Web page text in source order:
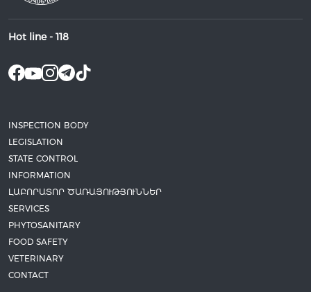
Hot line - 118
INSPECTION BODY
LEGISLATION
STATE CONTROL
INFORMATION
ԼԱԲՈՐԱՏՈՐ ԾԱՌԱՅՈՒԹՅՈՒՆՆԵՐ
SERVICES
PHYTOSANITARY
FOOD SAFETY
VETERINARY
CONTACT